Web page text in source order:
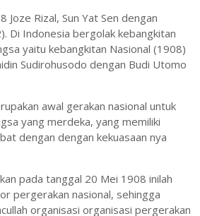
Joze Rizal, Sun Yat Sen dengan
Di Indonesia bergolak kebangkitan
yaitu kebangkitan Nasional (1908)
Sudirohusodo dengan Budi Utomo
awal gerakan nasional untuk
yang merdeka, yang memiliki
dengan dengan kekuasaan nya
pada tanggal 20 Mei 1908 inilah
pergerakan nasional, sehingga
organisasi organisasi pergerakan